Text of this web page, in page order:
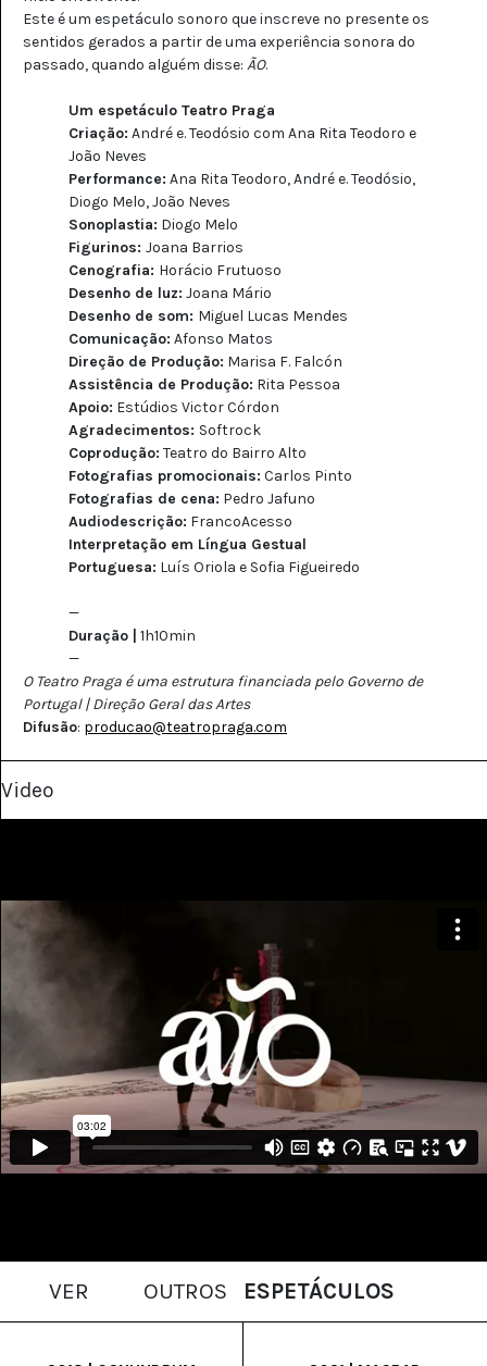
Este é um espetáculo sonoro que inscreve no presente os
sentidos gerados a partir de uma experiência sonora do
passado, quando alguém disse: ÃO.
Um espetáculo Teatro Praga
Criação: André e. Teodósio com Ana Rita Teodoro e
João Neves
Performance: Ana Rita Teodoro, André e. Teodósio,
Diogo Melo, João Neves
Sonoplastia: Diogo Melo
Figurinos: Joana Barrios
Cenografia: Horácio Frutuoso
Desenho de luz: Joana Mário
Desenho de som: Miguel Lucas Mendes
Comunicação: Afonso Matos
Direção de Produção: Marisa F. Falcón
Assistência de Produção: Rita Pessoa
Apoio: Estúdios Victor Córdon
Agradecimentos: Softrock
Coprodução: Teatro do Bairro Alto
Fotografias promocionais: Carlos Pinto
Fotografias de cena: Pedro Jafuno
Audiodescrição: FrancoAcesso
Interpretação em Língua Gestual
Portuguesa: Luís Oriola e Sofia Figueiredo
—
Duração |
1h10min
—
O Teatro Praga é uma estrutura financiada pelo Governo de
Portugal | Direção Geral das Artes
Difusão: producao@teatropraga.com
Video
VER OUTROS ESPETÁCULOS